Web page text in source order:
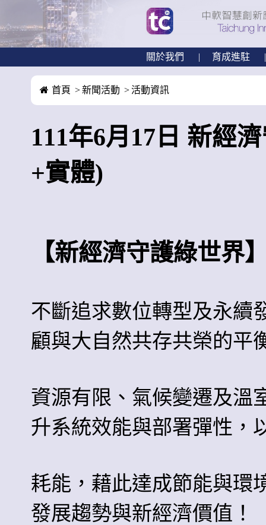
關於我們 育成進駐
首頁 新聞活動 活動資訊
111年6月17日 新經
+實體)
【新經濟守護綠世界
不斷追求數位轉型及永續
顧與大自然共存共榮的平
資源有限、 氣候變遷及溫
升系統效能與部署彈性，
耗能，藉此達成節能與環
發展趨勢與新經濟價值！